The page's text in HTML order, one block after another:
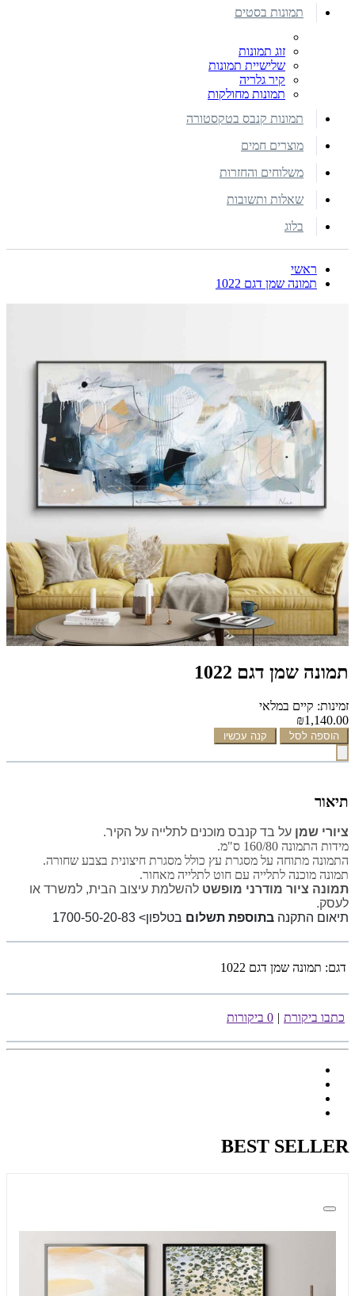
תמונות בסטים
זוג תמונות
שלישיית תמונות
קיר גלריה
תמונות מחולקות
תמונות קנבס בטקסטורה
מוצרים חמים
משלוחים והחזרות
שאלות ותשובות
בלוג
ראשי
תמונה שמן דגם 1022
תמונה שמן דגם 1022
זמינות: קיים במלאי
₪1,140.00
הוספה לסל קנה עכשיו
תיאור
ציורי שמן על בד קנבס מוכנים לתלייה על הקיר.
מידות התמונה 160/80 ס"מ.
התמונה מתוחה על מסגרת עץ כולל מסגרת חיצונית בצבע שחורה.
תמונה מוכנה לתלייה עם חוט לתלייה מאחור.
תמונה ציור מודרני מופשט להשלמת עיצוב הבית, למשרד או
לעסק.
תיאום התקנה בתוספת תשלום בטלפון> 1700-50-20-83
דגם: תמונה שמן דגם 1022
כתבו ביקורת | 0 ביקורות
BEST SELLER